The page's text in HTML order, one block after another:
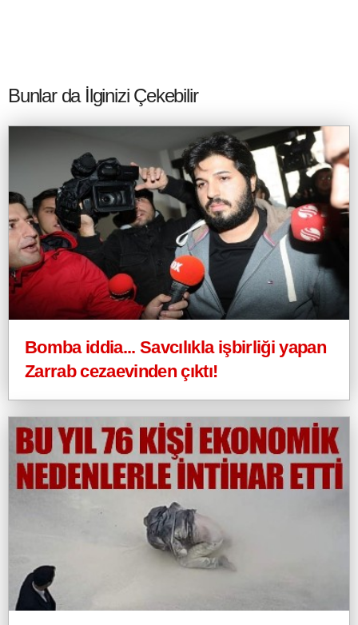
Bunlar da İlginizi Çekebilir
Bomba iddia... Savcılıkla işbirliği yapan
Zarrab cezaevinden çıktı!